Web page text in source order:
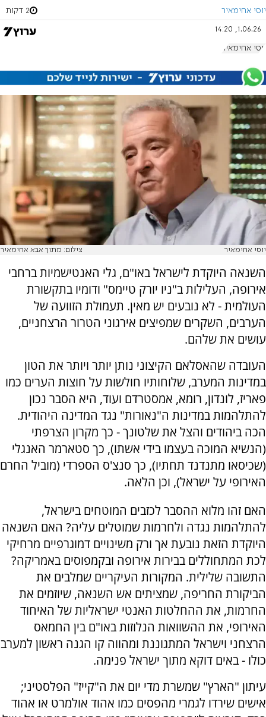
יוסי אחימאיר 2 דקות
1.06.26, 14:20
יוסי אחימאיר
יוסי אחימאיר צילום: מתוך אבא אחימאיר
השנאה היוקדת לישראל באו"ם, גלי האנטישמיות ברחבי
אירופה, העלילות ב"ניו יורק טיימס" ודומיו בתקשורת
העולמית - לא נובעים יש מאין. תעמולת הזוועה של
הערבים, השקרים שמפיצים אירגוני הטרור הרצחניים,
עושים את שלהם.
העובדה שהאסלאם הקיצוני נותן יותר ויותר את הטון
במדינות המערב, שלוחותיו חולשות על חוצות הערים כמו
פאריז, לונדון, רומא, אמסטרדם ועוד, היא הסבר נכון
להתלהמות במדינות ה"נאורות" נגד המדינה היהודית.
הכה ביהודים והצל את שלטונך - כך מקרון הצרפתי
(הנשיא המוכה בעצמו בידי אשתו), כך סטארמר האנגלי
(שכיסאו מתנדנד תחתיו), כך סנצ'ס הספרדי (מוביל החרם
האירופי על ישראל), וכן הלאה.
האם זהו מלוא ההסבר לכזבים המוטחים בישראל,
להתלהמות נגדה ולחרמות שמוטלים עליה? האם השנאה
היוקדת הזאת נובעת אך ורק משינויים דמוגרפיים מרחיקי
לכת המתחוללים בבירות אירופה ובקמפוסים באמריקה?
התשובה שלילית. המקורות העיקריים שמלבים את
הביקורת החריפה, שמציתים אש השנאה, שיוזמים את
החרמות, את ההחלטות האנטי ישראליות של האיחוד
האירופי, את ההשוואות הנלוזות באו"ם בין החמאס
הרצחני וישראל המתגוננת ומהווה קו הגנה ראשון למערב
כולו - באים דוקא מתוך ישראל פנימה.
עיתון "הארץ" שמשרת מדי יום את ה"קייז" הפלסטיני;
אישים שירדו לגמרי מהפסים כמו אהוד אולמרט או אהוד